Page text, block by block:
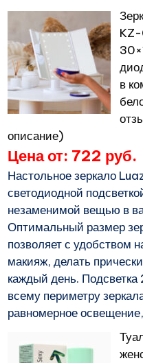
KZ-
в
описание)
Цена от: 722 руб.
Настольное зеркало
светодиодной
незаменимой вещью в
Оптимальный размер
позволяет с удобством
макияж, делать
каждый день.
всему периметру
равномерное освещение,